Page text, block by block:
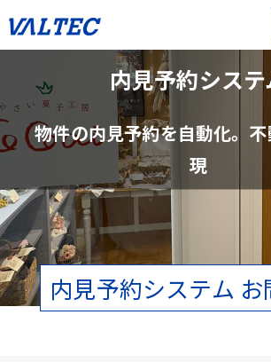
内見予約システ
物件の内見予約を自動化。
現
内見予約システム お
不動産管理会社と仲介会社
手間を削減
賃貸物件の空状況をリアルタイムで確認。電話